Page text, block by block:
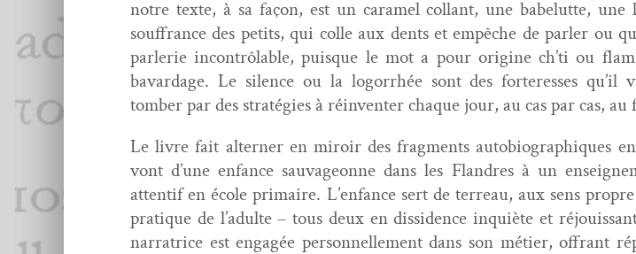
notre texte, à sa façon, est un caramel col­lant, une babelutte,
souf­france des petits, qui colle aux dents et empêche de par­ler ou
par­lerie incon­trôlable, puisque le mot a pour orig­ine ch’ti ou
bavardage. Le silence ou la log­or­rhée sont des forter­ess­es qu’il
tomber par des straté­gies à réin­ven­ter chaque jour, au cas par cas, au
Le livre fait altern­er en miroir des frag­ments auto­bi­ographiques
vont d’une enfance sauvageonne dans les Flan­dres à un
atten­tif en école pri­maire. L’enfance sert de ter­reau, aux sens
pra­tique de l’adulte – tous deux en dis­si­dence inquiète et
nar­ra­trice est engagée per­son­nelle­ment dans son méti­er, offrant